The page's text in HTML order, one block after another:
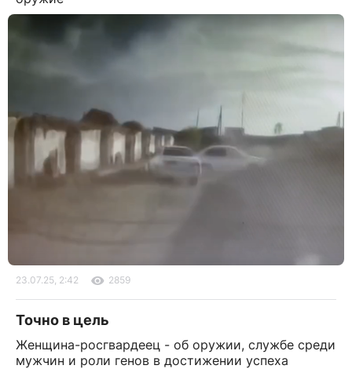
23.07.25, 2:42 2859
Точно в цель
Женщина-росгвардеец - об оружии, службе среди
мужчин и роли генов в достижении успеха